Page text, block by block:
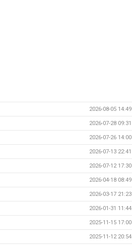
2026-08-05 14:49
2026-07-28 09:31
2026-07-26 14:00
2026-07-13 22:41
2026-07-12 17:30
2026-04-18 08:49
2026-03-17 21:23
2026-01-31 11:44
2025-11-15 17:00
2025-11-12 20:54